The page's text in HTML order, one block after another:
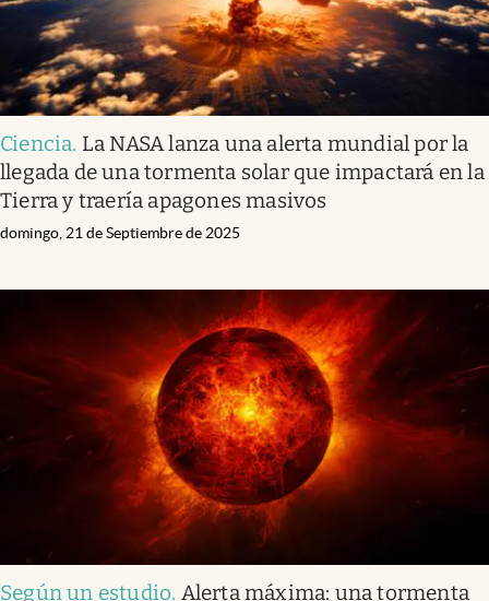
Ciencia. La NASA lanza una alerta mundial por la
llegada de una tormenta solar que impactará en la
Tierra y traería apagones masivos
domingo, 21 de Septiembre de 2025
Según un estudio. Alerta máxima: una tormenta